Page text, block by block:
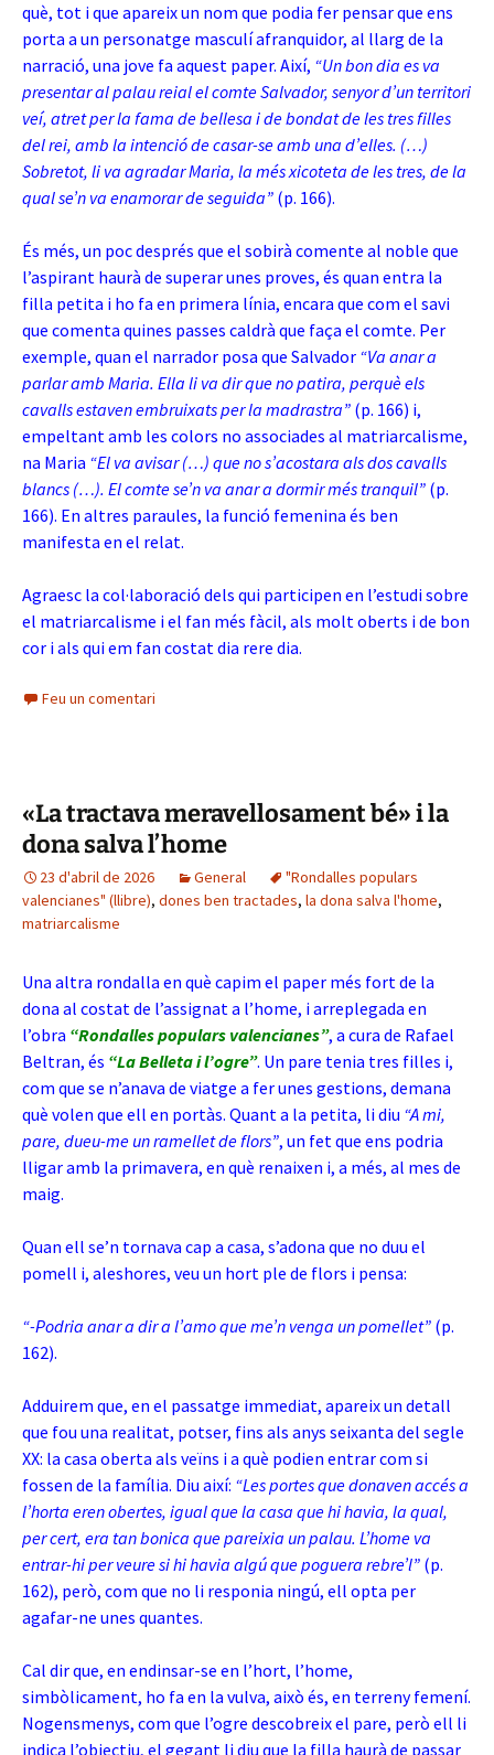
què, tot i que apareix un nom que podia fer pensar que ens
porta a un personatge masculí afranquidor, al llarg de la
narració, una jove fa aquest paper. Així, “Un bon dia es va
presentar al palau reial el comte Salvador, senyor d’un territori
veí, atret per la fama de bellesa i de bondat de les tres filles
del rei, amb la intenció de casar-se amb una d’elles. (…)
Sobretot, li va agradar Maria, la més xicoteta de les tres, de la
qual se’n va enamorar de seguida” (p. 166).
És més, un poc després que el sobirà comente al noble que
l’aspirant haurà de superar unes proves, és quan entra la
filla petita i ho fa en primera línia, encara que com el savi
que comenta quines passes caldrà que faça el comte. Per
exemple, quan el narrador posa que Salvador “Va anar a
parlar amb Maria. Ella li va dir que no patira, perquè els
cavalls estaven embruixats per la madrastra” (p. 166) i,
empeltant amb les colors no associades al matriarcalisme,
na Maria “El va avisar (…) que no s’acostara als dos cavalls
blancs (…). El comte se’n va anar a dormir més tranquil” (p.
166). En altres paraules, la funció femenina és ben
manifesta en el relat.
Agraesc la col·laboració dels qui participen en l’estudi sobre
el matriarcalisme i el fan més fàcil, als molt oberts i de bon
cor i als qui em fan costat dia rere dia.
Feu un comentari
«La tractava meravellosament bé» i la
dona salva l’home
23 d'abril de 2026 General
"Rondalles populars
valencianes" (llibre), dones ben tractades, la dona salva l'home,
matriarcalisme
Una altra rondalla en què capim el paper més fort de la
dona al costat de l’assignat a l’home, i arreplegada en
l’obra “Rondalles populars valencianes”, a cura de Rafael
Beltran, és “La Belleta i l’ogre”. Un pare tenia tres filles i,
com que se n’anava de viatge a fer unes gestions, demana
què volen que ell en portàs. Quant a la petita, li diu “A mi,
pare, dueu-me un ramellet de flors”, un fet que ens podria
lligar amb la primavera, en què renaixen i, a més, al mes de
maig.
Quan ell se’n tornava cap a casa, s’adona que no duu el
pomell i, aleshores, veu un hort ple de flors i pensa:
“-Podria anar a dir a l’amo que me’n venga un pomellet” (p.
162).
Adduirem que, en el passatge immediat, apareix un detall
que fou una realitat, potser, fins als anys seixanta del segle
XX: la casa oberta als veïns i a què podien entrar com si
fossen de la família. Diu així: “Les portes que donaven accés a
l’horta eren obertes, igual que la casa que hi havia, la qual,
per cert, era tan bonica que pareixia un palau. L’home va
entrar-hi per veure si hi havia algú que poguera rebre’l” (p.
162), però, com que no li responia ningú, ell opta per
agafar-ne unes quantes.
Cal dir que, en endinsar-se en l’hort, l’home,
simbòlicament, ho fa en la vulva, això és, en terreny femení.
Nogensmenys, com que l’ogre descobreix el pare, però ell li
indica l’objectiu, el gegant li diu que la filla haurà de passar